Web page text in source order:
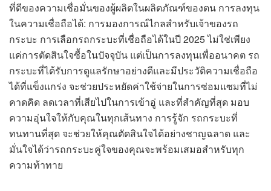
ที่ดีของความเชื่อมั่นของผู้ผลิตในผลิตภัณฑ์ของตน การลงทุน
ในความเชื่อถือได้: การมองการณ์ไกลสำหรับเจ้าของรถ
กระบะ การเลือกรถกระบะที่เชื่อถือได้ในปี 2025 ไม่ใช่เพียง
แค่การตัดสินใจซื้อในปัจจุบัน แต่เป็นการลงทุนเพื่ออนาคต รถ
กระบะที่ได้รับการดูแลรักษาอย่างดีและมีประวัติความเชื่อถือ
ได้ที่แข็งแกร่ง จะช่วยประหยัดค่าใช้จ่ายในการซ่อมแซมที่ไม่
คาดคิด ลดเวลาที่เสียไปในการเข้าอู่ และที่สำคัญที่สุด มอบ
ความอุ่นใจให้กับคุณในทุกเส้นทาง การรู้จัก รถกระบะที่
ทนทานที่สุด จะช่วยให้คุณตัดสินใจได้อย่างชาญฉลาด และ
มั่นใจได้ว่ารถกระบะคู่ใจของคุณจะพร้อมเสมอสำหรับทุก
ความท้าทาย